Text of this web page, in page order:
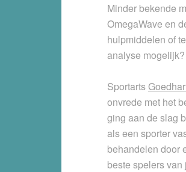
Minder bekende
OmegaWave en
hulpmiddelen of
analyse
Sportarts
onvrede met het
ging aan de slag
als een sporter
behandelen door
beste spelers